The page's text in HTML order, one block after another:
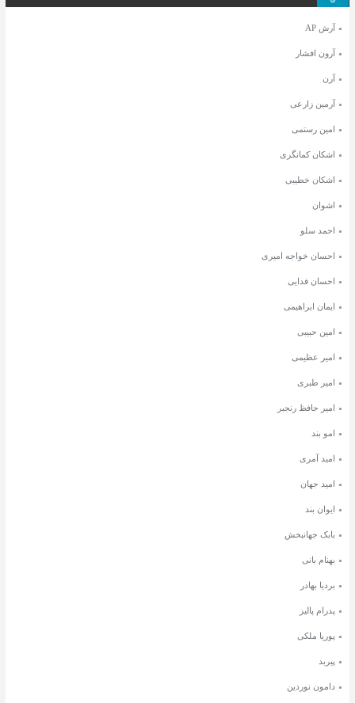
آرش AP
آرون افشار
آرن
آرمین زارعی
امین رستمی
اشکان کمانگری
اشکان خطیبی
اشوان
احمد سلو
احسان خواجه امیری
احسان فدایی
ایمان ابراهیمی
امین حبیبی
امیر عظیمی
امیر طبری
امیر حافظ رنجبر
امو بند
امید آمری
امید جهان
ایوان بند
بابک جهانبخش
بهنام بانی
بردیا بهادر
پدرام پالیز
پوریا ملکی
پیربد
دامون نوردین